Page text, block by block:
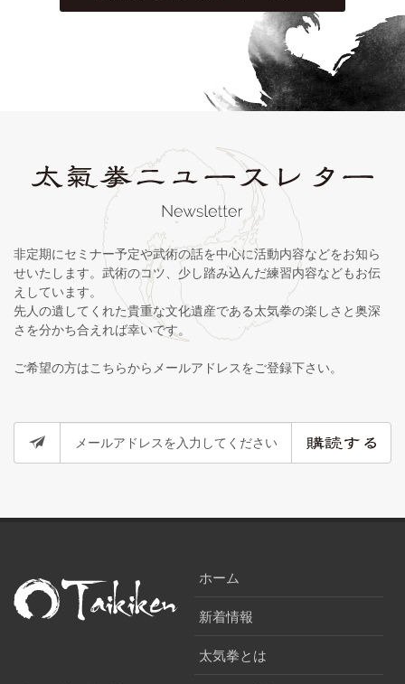
非定期にセミナー予定や武術の話を中心に活動内容などをお知ら
せいたします。武術のコツ、少し踏み込んだ練習内容などもお伝
えしています。
先人の遺してくれた貴重な文化遺産である太気拳の楽しさと奥深
さを分かち合えれば幸いです。
ご希望の方はこちらからメールアドレスをご登録下さい。
ホーム
新着情報
太気拳とは